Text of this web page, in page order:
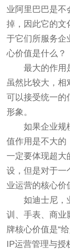
业阿里巴巴是不
掉，因此它的文
于它们所服务企
心价值是什么？
最大的作用
虽然比较大，相
可以接受统一的
形象。
如果企业规
值作用是不大的
一定要体现超大
设，但是对于一
业运营的核心价
如迪士尼，
训、手表、商业
牌核心价值是“
IP运营管理与授